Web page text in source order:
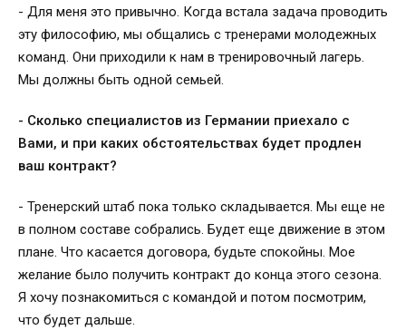
- Для меня это привычно. Когда встала задача проводить
эту философию, мы общались с тренерами молодежных
команд. Они приходили к нам в тренировочный лагерь.
Мы должны быть одной семьей.
- Сколько специалистов из Германии приехало с
Вами, и при каких обстоятельствах будет продлен
ваш контракт?
- Тренерский штаб пока только складывается. Мы еще не
в полном составе собрались. Будет еще движение в этом
плане. Что касается договора, будьте спокойны. Мое
желание было получить контракт до конца этого сезона.
Я хочу познакомиться с командой и потом посмотрим,
что будет дальше.